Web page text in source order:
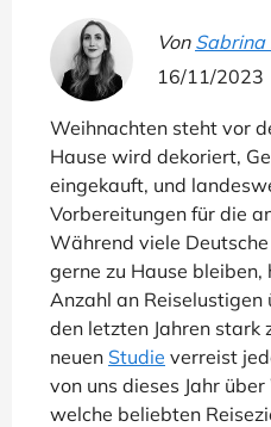
Von
16/11/2023
Weihnachten steht vor
Hause wird dekoriert,
eingekauft, und
Vorbereitungen für die
Während viele
gerne zu Hause
Anzahl an
den letzten Jahren stark
neuen Studie verreist
von uns dieses Jahr
welche beliebten